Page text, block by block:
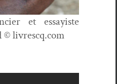
et essay­iste
©livrescq.com